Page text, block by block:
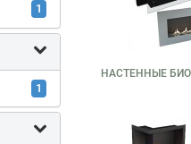
1
1
НАСТЕННЫЕ